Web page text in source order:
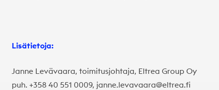
Lisätietoja:
Janne Levävaara, toimitusjohtaja, Eltrea Group Oy
puh. +358 40 551 0009, janne.levavaara@eltrea.fi